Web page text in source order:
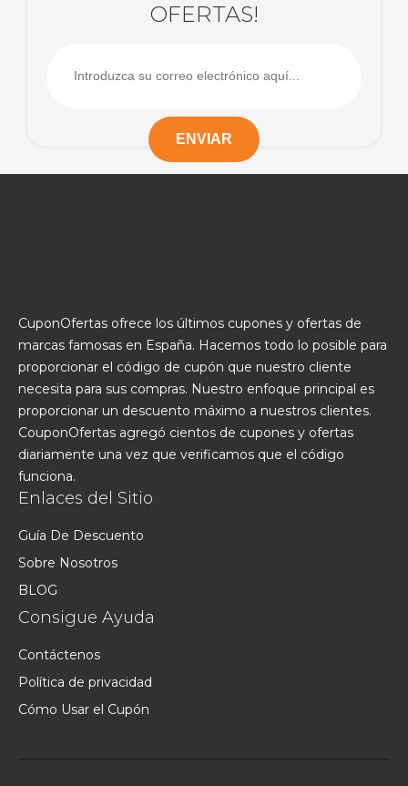
OFERTAS!
CuponOfertas ofrece los últimos cupones y ofertas de
marcas famosas en España. Hacemos todo lo posible para
proporcionar el código de cupón que nuestro cliente
necesita para sus compras. Nuestro enfoque principal es
proporcionar un descuento máximo a nuestros clientes.
CouponOfertas agregó cientos de cupones y ofertas
diariamente una vez que verificamos que el código
funciona.
Enlaces del Sitio
Guía De Descuento
Sobre Nosotros
BLOG
Consigue Ayuda
Contáctenos
Política de privacidad
Cómo Usar el Cupón